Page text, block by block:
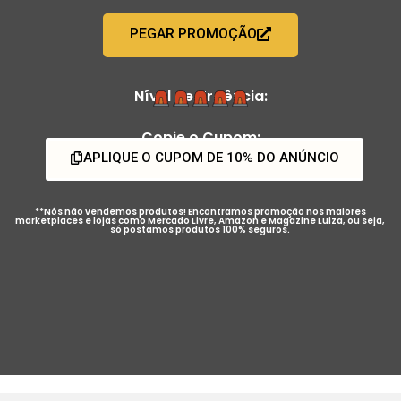
PEGAR PROMOÇÃO
Nível de Urgência:
Copie o Cupom:
APLIQUE O CUPOM DE 10% DO ANÚNCIO
**Nós não vendemos produtos! Encontramos promoção nos maiores
marketplaces e lojas como Mercado Livre, Amazon e Magazine Luiza, ou seja,
só postamos produtos 100% seguros.